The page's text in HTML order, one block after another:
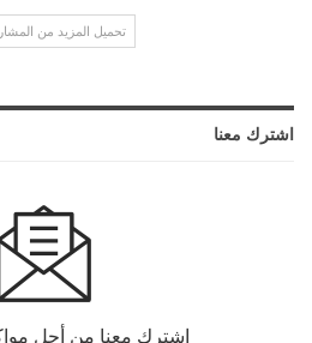
تحميل المزيد من
اشترك معنا
اشترك معنا من أجل